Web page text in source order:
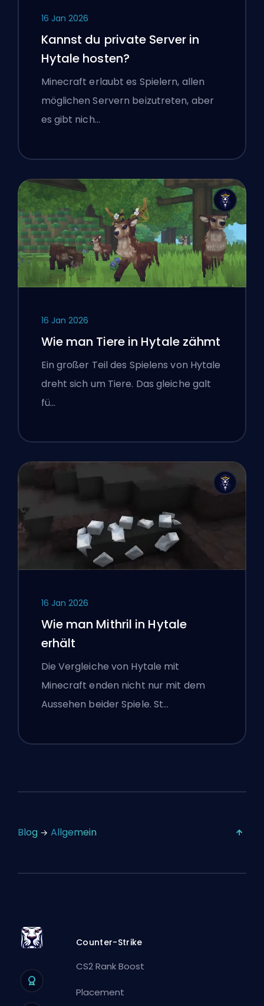
16 Jan 2026
Kannst du private Server in
Hytale hosten?
Minecraft erlaubt es Spielern, allen
möglichen Servern beizutreten, aber
es gibt nich…
16 Jan 2026
Wie man Tiere in Hytale zähmt
Ein großer Teil des Spielens von Hytale
dreht sich um Tiere. Das gleiche galt
fü…
16 Jan 2026
Wie man Mithril in Hytale
erhält
Die Vergleiche von Hytale mit
Minecraft enden nicht nur mit dem
Aussehen beider Spiele. St…
Blog Allgemein
Counter-Strike
CS2 Rank Boost
Placement